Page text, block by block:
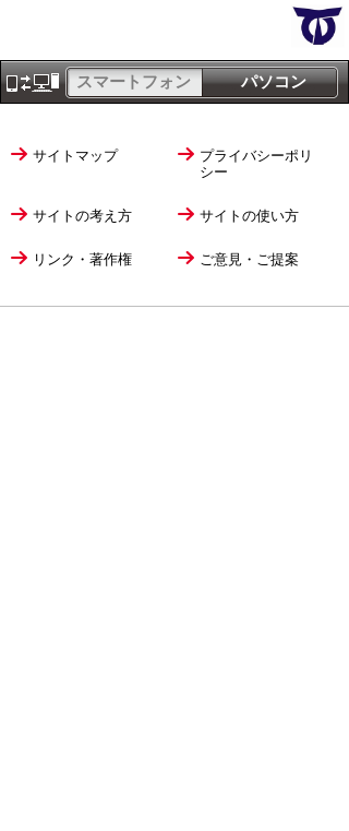
パソコン
スマートフォン
サイトマップ
プライバシーポリ
シー
サイトの考え方 サイトの使い方
リンク・著作権 ご意見・ご提案